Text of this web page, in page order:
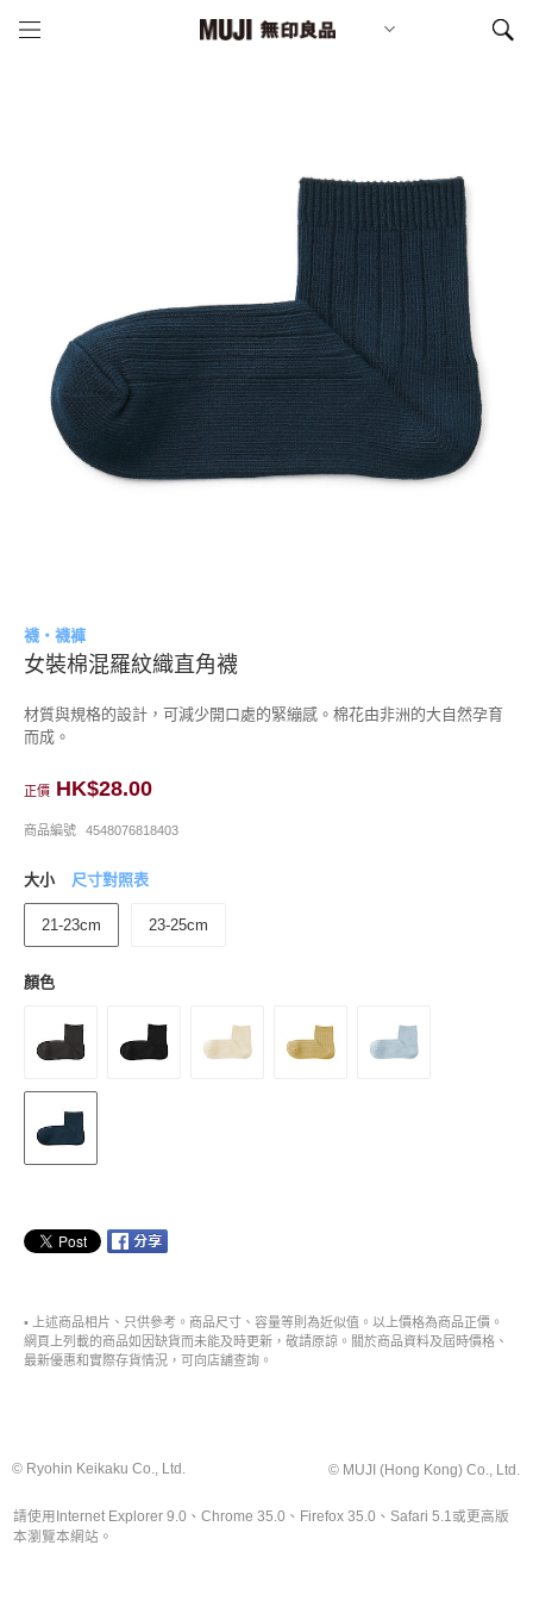
襪・襪褲
女裝棉混羅紋織直角襪
材質與規格的設計，可減少開口處的緊繃感。棉花由非洲的大自然孕育
而成。
正價 HK$28.00
商品編號 4548076818403
大小 尺寸對照表
21-23cm 23-25cm
顏色
• 上述商品相片、只供參考。商品尺寸、容量等則為近似值。以上價格為商品正價。
網頁上列載的商品如因缺貨而未能及時更新，敬請原諒。關於商品資料及屆時價格、
最新優惠和實際存貨情況，可向店舖查詢。
© Ryohin Keikaku Co., Ltd. © MUJI (Hong Kong) Co., Ltd.
請使用Internet Explorer 9.0、Chrome 35.0、Firefox 35.0、Safari 5.1或更高版
本瀏覽本網站。